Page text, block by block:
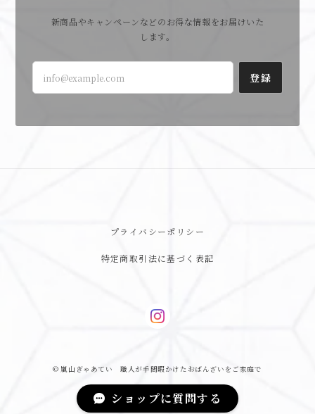
新商品やキャンペーンなどのお得な情報をお届けいた
登録
© 嵐山ぎゃあてい 職人が手間暇かけたおばんざいをご家庭で
ショップに質問する